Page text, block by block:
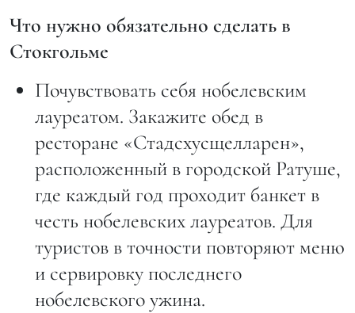
Что нужно обязательно сделать в
Стокгольме
Почувствовать себя нобелевским
лауреатом. Закажите обед в
ресторане «Стадсхусщелларен»,
расположенный в городской Ратуше,
где каждый год проходит банкет в
честь нобелевских лауреатов. Для
туристов в точности повторяют меню
и сервировку последнего
нобелевского ужина.